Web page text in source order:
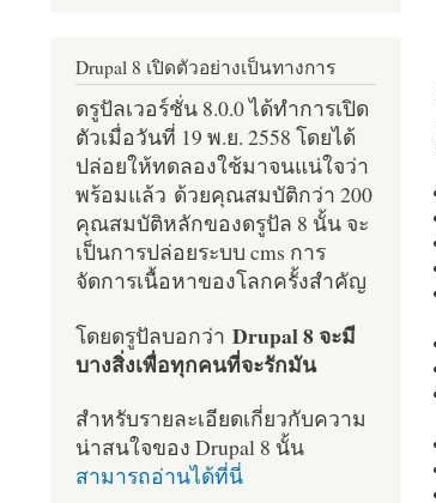
Drupal 8 เปิดตัวอย่างเป็นทางการ
ดรูปัลเวอร์ชั่น 8.0.0 ได้ทำการเปิด
ตัวเมื่อวันที่ 19 พ.ย. 2558 โดยได้
ปล่อยให้ทดลองใช้มาจนแน่ใจว่า
พร้อมแล้ว ด้วยคุณสมบัติกว่า 200
คุณสมบัติหลักของดรูปัล 8 นั้น จะ
เป็นการปล่อยระบบ cms การ
จัดการเนื้อหาของโลกครั้งสำคัญ
โดยดรูปัลบอกว่า Drupal 8 จะมี
บางสิ่งเพื่อทุกคนที่จะรักมัน
สำหรับรายละเอียดเกี่ยวกับความ
น่าสนใจของ Drupal 8 นั้น
สามารถอ่านได้ที่นี่